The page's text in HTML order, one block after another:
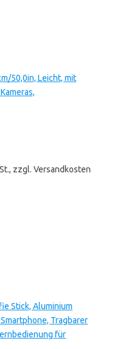
50,0in, Leicht, mit
zzgl. Versandkosten
Stick, Aluminium
Tragbarer
für